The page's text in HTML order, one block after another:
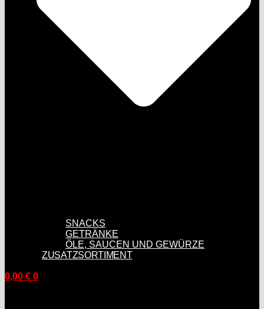
SNACKS
GETRÄNKE
ÖLE, SAUCEN UND GEWÜRZE
ZUSATZSORTIMENT
0,00 € 0